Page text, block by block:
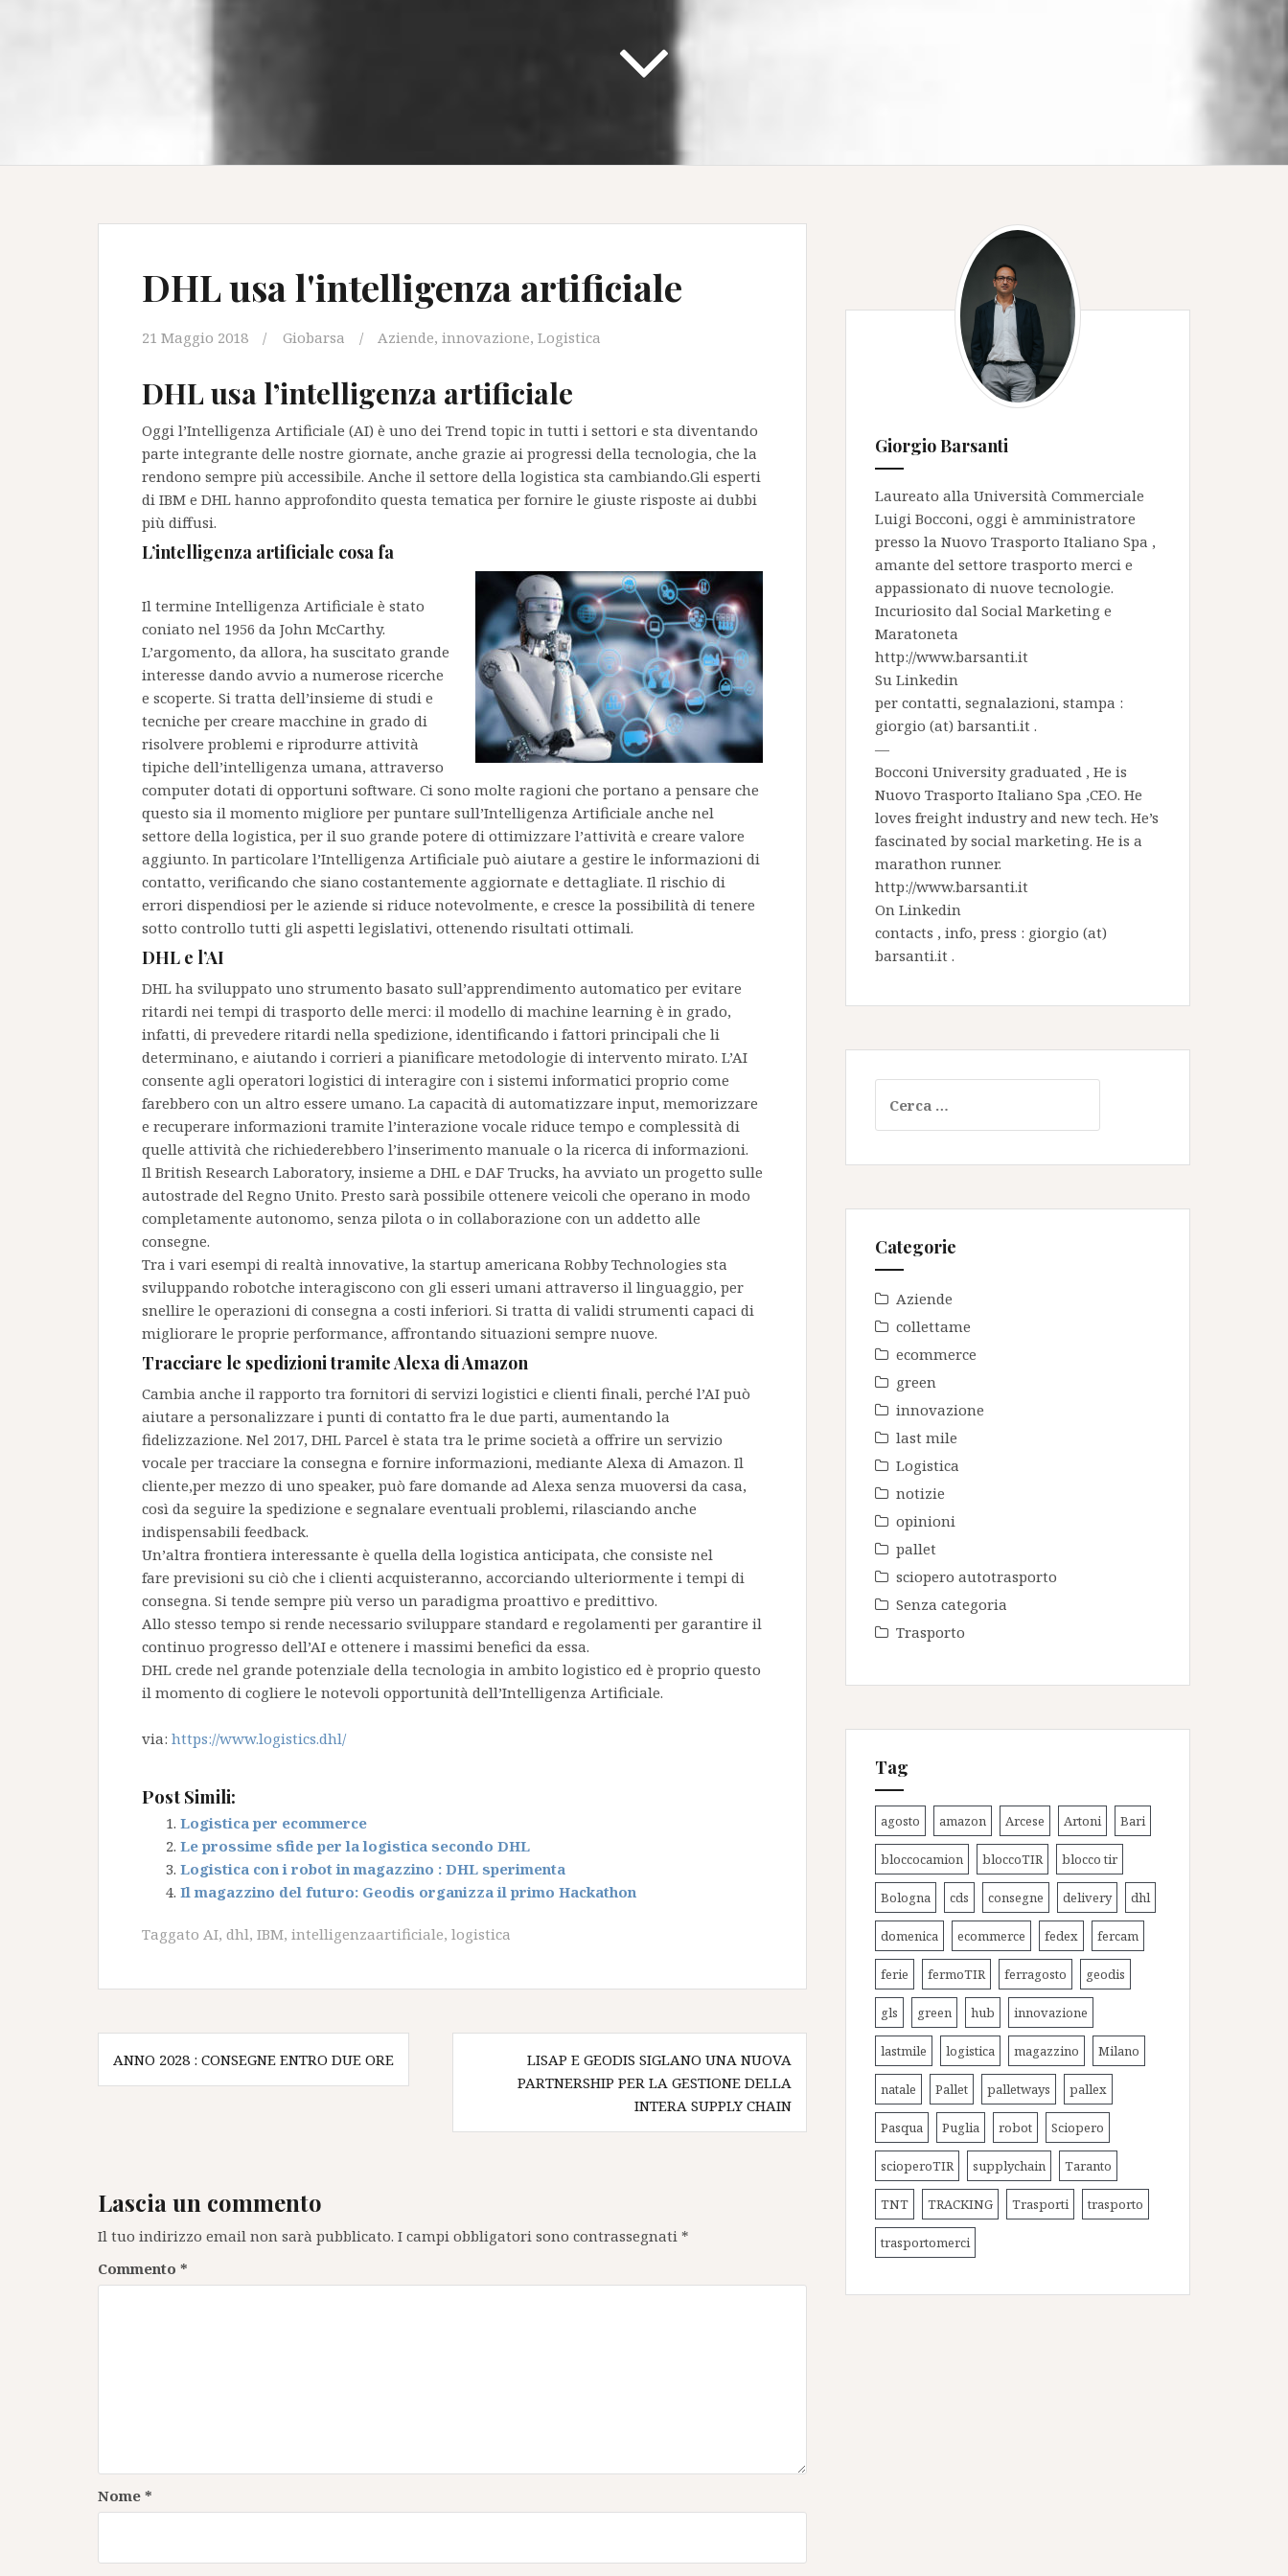
DHL usa l'intelligenza artificiale
21 Maggio 2018 Giobarsa Aziende, innovazione, Logistica
DHL usa l’intelligenza artificiale
Oggi l’Intelligenza Artificiale (AI) è uno dei Trend topic in tutti i settori e sta diventando
parte integrante delle nostre giornate, anche grazie ai progressi della tecnologia, che la
rendono sempre più accessibile. Anche il settore della logistica sta cambiando.Gli esperti
di IBM e DHL hanno approfondito questa tematica per fornire le giuste risposte ai dubbi
più diffusi.
L’intelligenza artificiale cosa fa
Il termine Intelligenza Artificiale è stato
coniato nel 1956 da John McCarthy.
L’argomento, da allora, ha suscitato grande
interesse dando avvio a numerose ricerche
e scoperte. Si tratta dell’insieme di studi e
tecniche per creare macchine in grado di
risolvere problemi e riprodurre attività
tipiche dell’intelligenza umana, attraverso
computer dotati di opportuni software. Ci sono molte ragioni che portano a pensare che
questo sia il momento migliore per puntare sull’Intelligenza Artificiale anche nel
settore della logistica, per il suo grande potere di ottimizzare l’attività e creare valore
aggiunto. In particolare l’Intelligenza Artificiale può aiutare a gestire le informazioni di
contatto, verificando che siano costantemente aggiornate e dettagliate. Il rischio di
errori dispendiosi per le aziende si riduce notevolmente, e cresce la possibilità di tenere
sotto controllo tutti gli aspetti legislativi, ottenendo risultati ottimali.
DHL e l’AI
DHL ha sviluppato uno strumento basato sull’apprendimento automatico per evitare
ritardi nei tempi di trasporto delle merci: il modello di machine learning è in grado,
infatti, di prevedere ritardi nella spedizione, identificando i fattori principali che li
determinano, e aiutando i corrieri a pianificare metodologie di intervento mirato. L’AI
consente agli operatori logistici di interagire con i sistemi informatici proprio come
farebbero con un altro essere umano. La capacità di automatizzare input, memorizzare
e recuperare informazioni tramite l’interazione vocale riduce tempo e complessità di
quelle attività che richiederebbero l’inserimento manuale o la ricerca di informazioni.
Il British Research Laboratory, insieme a DHL e DAF Trucks, ha avviato un progetto sulle
autostrade del Regno Unito. Presto sarà possibile ottenere veicoli che operano in modo
completamente autonomo, senza pilota o in collaborazione con un addetto alle
consegne.
Tra i vari esempi di realtà innovative, la startup americana Robby Technologies sta
sviluppando robotche interagiscono con gli esseri umani attraverso il linguaggio, per
snellire le operazioni di consegna a costi inferiori. Si tratta di validi strumenti capaci di
migliorare le proprie performance, affrontando situazioni sempre nuove.
Tracciare le spedizioni tramite Alexa di Amazon
Cambia anche il rapporto tra fornitori di servizi logistici e clienti finali, perché l’AI può
aiutare a personalizzare i punti di contatto fra le due parti, aumentando la
fidelizzazione. Nel 2017, DHL Parcel è stata tra le prime società a offrire un servizio
vocale per tracciare la consegna e fornire informazioni, mediante Alexa di Amazon. Il
cliente,per mezzo di uno speaker, può fare domande ad Alexa senza muoversi da casa,
così da seguire la spedizione e segnalare eventuali problemi, rilasciando anche
indispensabili feedback.
Un’altra frontiera interessante è quella della logistica anticipata, che consiste nel
fare previsioni su ciò che i clienti acquisteranno, accorciando ulteriormente i tempi di
consegna. Si tende sempre più verso un paradigma proattivo e predittivo.
Allo stesso tempo si rende necessario sviluppare standard e regolamenti per garantire il
continuo progresso dell’AI e ottenere i massimi benefici da essa.
DHL crede nel grande potenziale della tecnologia in ambito logistico ed è proprio questo
il momento di cogliere le notevoli opportunità dell’Intelligenza Artificiale.
via: https://www.logistics.dhl/
Post Simili:
Logistica per ecommerce
Le prossime sfide per la logistica secondo DHL
Logistica con i robot in magazzino : DHL sperimenta
Il magazzino del futuro: Geodis organizza il primo Hackathon
Taggato AI, dhl, IBM, intelligenzaartificiale, logistica
Navigazione
articoli
ANNO 2028 : CONSEGNE ENTRO DUE ORE
LISAP E GEODIS SIGLANO UNA NUOVA
PARTNERSHIP PER LA GESTIONE DELLA
INTERA SUPPLY CHAIN
Lascia un commento
Il tuo indirizzo email non sarà pubblicato. I campi obbligatori sono contrassegnati *
Commento *
Nome *
Giorgio Barsanti
Laureato alla Università Commerciale
Luigi Bocconi, oggi è amministratore
presso la Nuovo Trasporto Italiano Spa ,
amante del settore trasporto merci e
appassionato di nuove tecnologie.
Incuriosito dal Social Marketing e
Maratoneta
http://www.barsanti.it
Su Linkedin
per contatti, segnalazioni, stampa :
giorgio (at) barsanti.it .
—
Bocconi University graduated , He is
Nuovo Trasporto Italiano Spa ,CEO. He
loves freight industry and new tech. He’s
fascinated by social marketing. He is a
marathon runner.
http://www.barsanti.it
On Linkedin
contacts , info, press : giorgio (at)
barsanti.it .
per:
Categorie
Aziende
collettame
ecommerce
green
innovazione
last mile
Logistica
notizie
opinioni
pallet
sciopero autotrasporto
Senza categoria
Trasporto
Tag
agosto amazon Arcese Artoni Bari
bloccocamion bloccoTIR blocco tir
Bologna cds consegne delivery dhl
domenica ecommerce fedex fercam
ferie fermoTIR ferragosto geodis
gls green hub innovazione
lastmile logistica magazzino Milano
natale Pallet palletways pallex
Pasqua Puglia robot Sciopero
scioperoTIR supplychain Taranto
TNT TRACKING Trasporti trasporto
trasportomerci